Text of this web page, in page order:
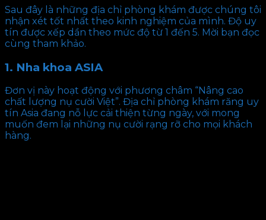
Sau đây là những địa chỉ phòng khám được chúng tôi
nhận xét tốt nhất theo kinh nghiệm của mình. Độ uy
tín được xếp dần theo mức độ từ 1 đến 5. Mời bạn đọc
cùng tham khảo.
1. Nha khoa ASIA
Đơn vị này hoạt động với phương châm “Nâng cao
chất lượng nụ cười Việt”. Địa chỉ phòng khám răng uy
tín Asia đang nỗ lực cải thiện từng ngày, với mong
muốn đem lại những nụ cười rạng rỡ cho mọi khách
hàng.